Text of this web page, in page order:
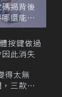
揭背後
還能幫
按鍵做過
此消失
得太無
三款手